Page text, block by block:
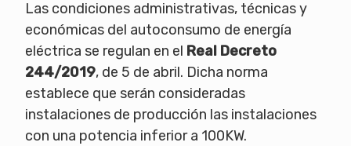
Las condiciones administrativas, técnicas y
económicas del autoconsumo de energía
eléctrica se regulan en el Real Decreto
244/2019, de 5 de abril. Dicha norma
establece que serán consideradas
instalaciones de producción las instalaciones
con una potencia inferior a 100KW.